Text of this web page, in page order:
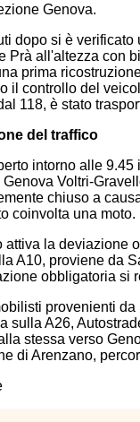
Genova.
dopo si è
Prà all'altezza con
prima
il controllo del
118, è stato
del traffico
intorno alle
Voltri-
chiuso a
coinvolta una moto.
attiva la deviazione
A10, proviene da
obbligatoria si
provenienti
sulla A26,
stessa verso
di Arenzano,